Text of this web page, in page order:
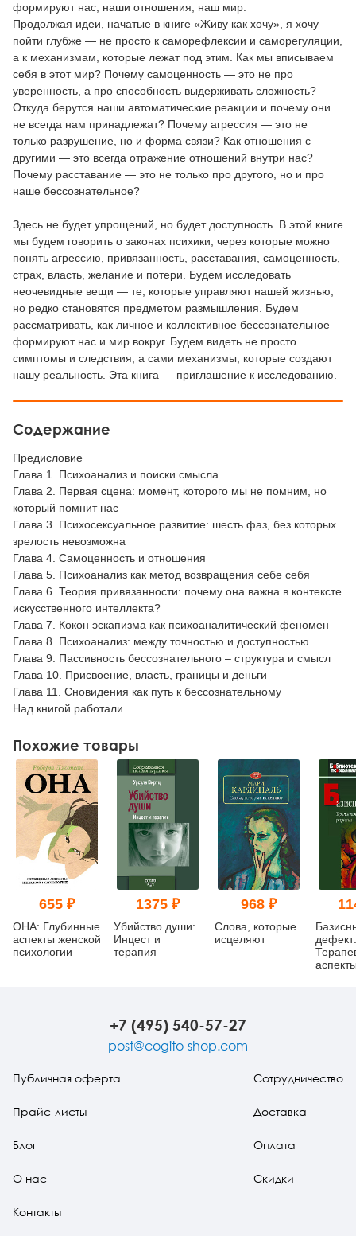
формируют нас, наши отношения, наш мир.
Продолжая идеи, начатые в книге «Живу как хочу», я хочу
пойти глубже — не просто к саморефлексии и саморегуляции,
а к механизмам, которые лежат под этим. Как мы вписываем
себя в этот мир? Почему самоценность — это не про
уверенность, а про способность выдерживать сложность?
Откуда берутся наши автоматические реакции и почему они
не всегда нам принадлежат? Почему агрессия — это не
только разрушение, но и форма связи? Как отношения с
другими — это всегда отражение отношений внутри нас?
Почему расставание — это не только про другого, но и про
наше бессознательное?
Здесь не будет упрощений, но будет доступность. В этой книге
мы будем говорить о законах психики, через которые можно
понять агрессию, привязанность, расставания, самоценность,
страх, власть, желание и потери. Будем исследовать
неочевидные вещи — те, которые управляют нашей жизнью,
но редко становятся предметом размышления. Будем
рассматривать, как личное и коллективное бессознательное
формируют нас и мир вокруг. Будем видеть не просто
симптомы и следствия, а сами механизмы, которые создают
нашу реальность. Эта книга — приглашение к исследованию.
Содержание
Предисловие
Глава 1. Психоанализ и поиски смысла
Глава 2. Первая сцена: момент, которого мы не помним, но
который помнит нас
Глава 3. Психосексуальное развитие: шесть фаз, без которых
зрелость невозможна
Глава 4. Самоценность и отношения
Глава 5. Психоанализ как метод возвращения себе себя
Глава 6. Теория привязанности: почему она важна в контексте
искусственного интеллекта?
Глава 7. Кокон эскапизма как психоаналитический феномен
Глава 8. Психоанализ: между точностью и доступностью
Глава 9. Пассивность бессознательного – структура и смысл
Глава 10. Присвоение, власть, границы и деньги
Глава 11. Сновидения как путь к бессознательному
Над книгой работали
Похожие товары
655 ₽
ОНА: Глубинные
аспекты женской
психологии
1375 ₽
Убийство души:
Инцест и
терапия
968 ₽
Слова, которые
исцеляют
дефект:
+7 (495) 540-57-27
post@cogito-shop.com
Публичная оферта
Прайс-листы
Блог
О нас
Контакты
Сотрудничество
Доставка
Оплата
Скидки